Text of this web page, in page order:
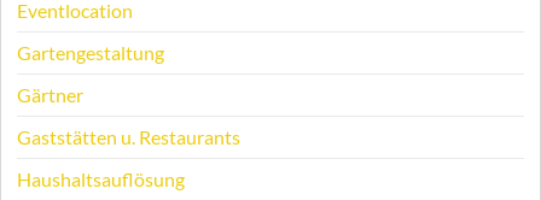
Eventlocation
Gartengestaltung
Gärtner
Gaststätten u. Restaurants
Haushaltsauflösung